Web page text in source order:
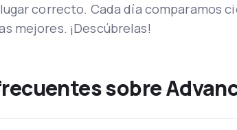
correcto. Cada día comparamos
mejores. ¡Descúbrelas!
sobre